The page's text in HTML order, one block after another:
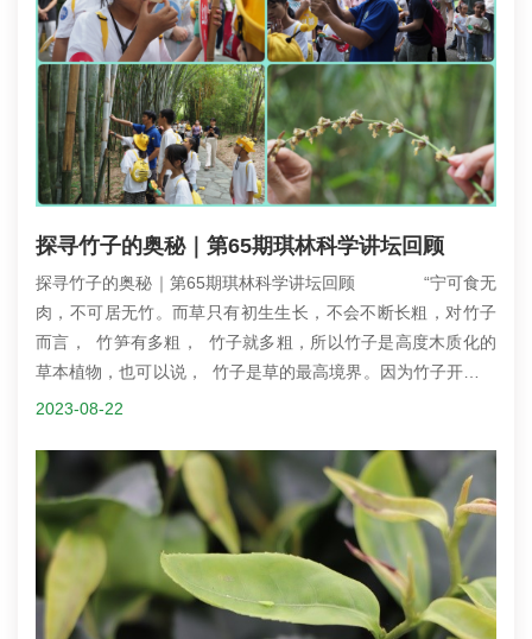
大、...
探寻竹子的奥秘｜第65期琪林科学讲坛回顾
探寻竹子的奥秘｜第65期琪林科学讲坛回顾 “宁可食无
肉，不可居无竹。而草只有初生生长，不会不断长粗，对竹子
而言， 竹笋有多粗， 竹子就多粗，所以竹子是高度木质化的
草本植物，也可以说， 竹子是草的最高境界。因为竹子开花结
果需要消耗大量的养分，竹子的养分贮存于竹子的根、茎、
造成竹子成片的死亡。”竹笋是餐桌上的美食，竹子可搭建房
屋，竹子制成服饰，竹子编成器具，竹子作为景观植物. . . . . .
竹子用途广泛，已成为我们生活中必不可少的...
2023-08-22